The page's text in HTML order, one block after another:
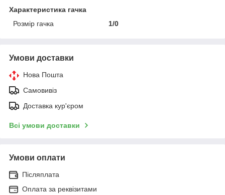
Характеристика гачка
Розмір гачка
1/0
Умови доставки
Нова Пошта
Самовивіз
Доставка кур'єром
Всі умови доставки
Умови оплати
Післяплата
Оплата за реквізитами